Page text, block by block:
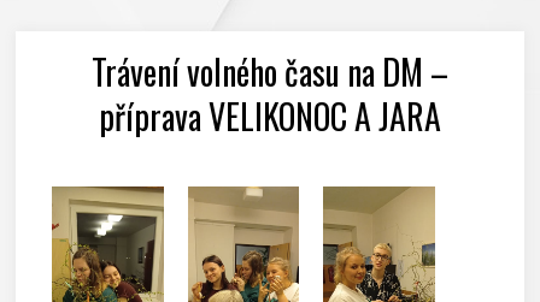
Trávení volného času na DM –
příprava VELIKONOC A JARA